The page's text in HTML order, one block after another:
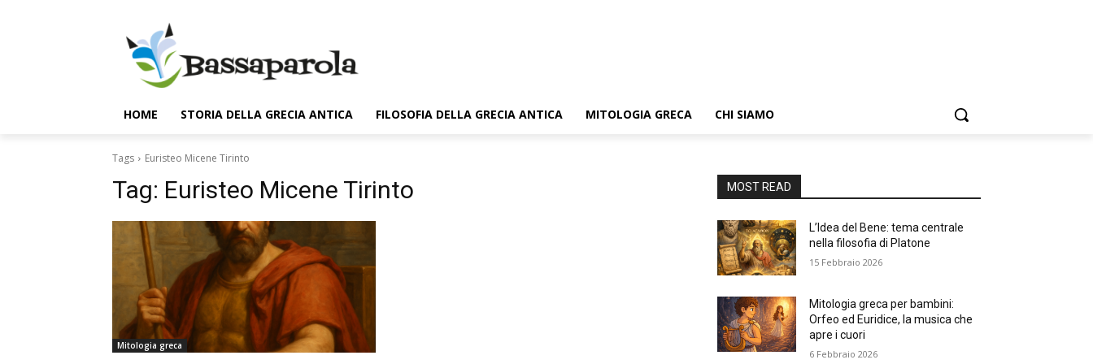
HOME STORIA DELLA GRECIA ANTICA FILOSOFIA DELLA GRECIA ANTICA MITOLOGIA GRECA CHI SIAMO
Tags Euristeo Micene Tirinto
Tag: Euristeo Micene Tirinto
Mitologia greca
MOST READ
L’Idea del Bene: tema centrale
nella filosofia di Platone
15 Febbraio 2026
Mitologia greca per bambini:
Orfeo ed Euridice, la musica che
apre i cuori
6 Febbraio 2026